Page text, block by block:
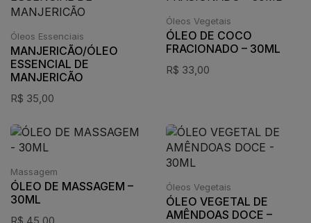
Óleos Essenciais
MANJERICÃO/ÓLEO
ESSENCIAL DE
MANJERICÃO
R$ 35,00
Óleos Vegetais
ÓLEO DE COCO
FRACIONADO – 30ML
R$ 33,00
Massagem
ÓLEO DE MASSAGEM –
30ML
Óleos Vegetais
ÓLEO VEGETAL DE
AMÊNDOAS DOCE –